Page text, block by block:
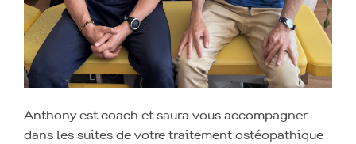
Anthony est coach et saura vous accompagner
dans les suites de votre traitement ostéopathique